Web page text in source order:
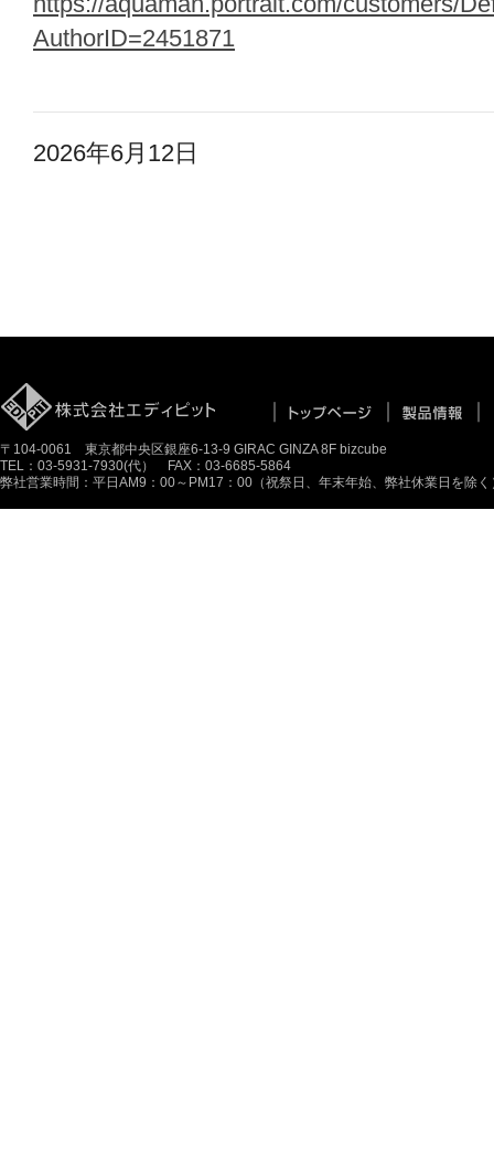
AuthorID=2451871
2026年6月12日
〒104-0061 東京都中央区銀座6-13-9 GIRAC GINZA 8F bizcube
TEL：03-5931-7930(代） FAX：03-6685-5864
弊社営業時間：平日AM9：00～PM17：00（祝祭日、年末年始、弊社休業日を除く